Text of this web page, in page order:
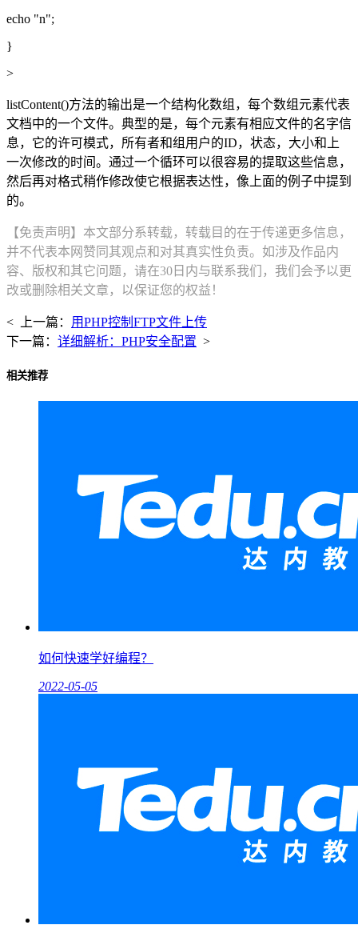
echo "n";
}
>
listContent()方法的输出是一个结构化数组，每个数组元素代表
文档中的一个文件。典型的是，每个元素有相应文件的名字信
息，它的许可模式，所有者和组用户的ID，状态，大小和上
一次修改的时间。通过一个循环可以很容易的提取这些信息，
然后再对格式稍作修改使它根据表达性，像上面的例子中提到
的。
【免责声明】本文部分系转载，转载目的在于传递更多信息，
并不代表本网赞同其观点和对其真实性负责。如涉及作品内
容、版权和其它问题，请在30日内与联系我们，我们会予以更
改或删除相关文章，以保证您的权益！
< 上一篇： 用PHP控制FTP文件上传
下一篇： 详细解析：PHP安全配置 >
相关推荐
如何快速学好编程？
2022-05-05